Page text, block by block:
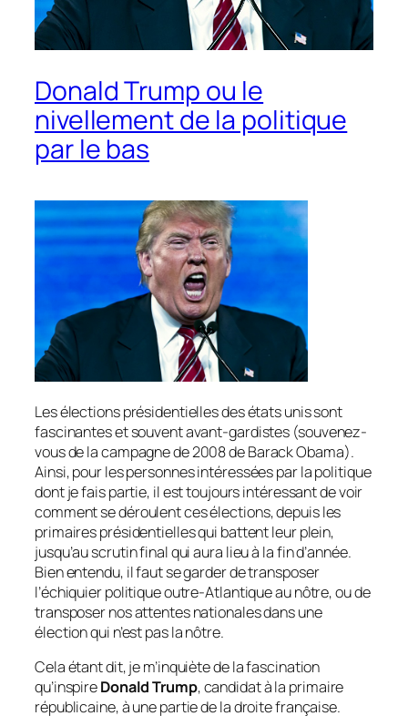
Donald Trump ou le
nivellement de la politique
par le bas
Les élections présidentielles des états unis sont
fascinantes et souvent avant-gardistes (souvenez-
vous de la campagne de 2008 de Barack Obama).
Ainsi, pour les personnes intéressées par la politique
dont je fais partie, il est toujours intéressant de voir
comment se déroulent ces élections, depuis les
primaires présidentielles qui battent leur plein,
jusqu’au scrutin final qui aura lieu à la fin d’année.
Bien entendu, il faut se garder de transposer
l’échiquier politique outre-Atlantique au nôtre, ou de
transposer nos attentes nationales dans une
élection qui n’est pas la nôtre.
Cela étant dit, je m’inquiète de la fascination
qu’inspireDonald Trump, candidat à la primaire
républicaine, à une partie de la droite française.